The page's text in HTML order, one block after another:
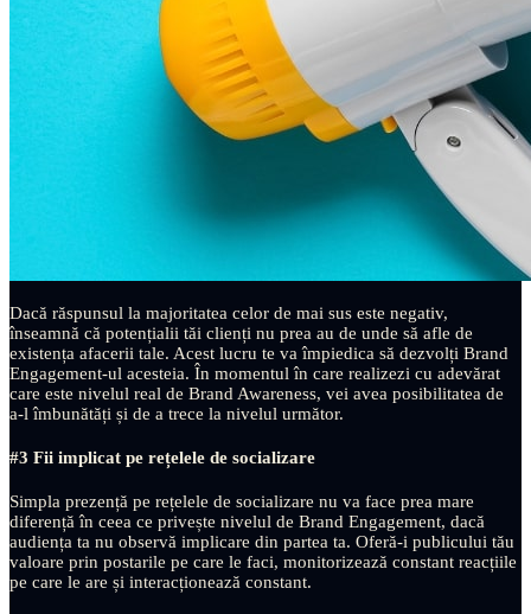
Dacă răspunsul la majoritatea celor de mai sus este negativ,
înseamnă că potențialii tăi clienți nu prea au de unde să afle de
existența afacerii tale. Acest lucru te va împiedica să dezvolți Brand
Engagement-ul acesteia. În momentul în care realizezi cu adevărat
care este nivelul real de Brand Awareness, vei avea posibilitatea de
a-l îmbunătăți și de a trece la nivelul următor.
#3 Fii implicat pe rețelele de socializare
Simpla prezență pe rețelele de socializare nu va face prea mare
diferență în ceea ce privește nivelul de Brand Engagement, dacă
audiența ta nu observă implicare din partea ta. Oferă-i publicului tău
valoare prin postarile pe care le faci, monitorizează constant reacțiile
pe care le are și interacționează constant.